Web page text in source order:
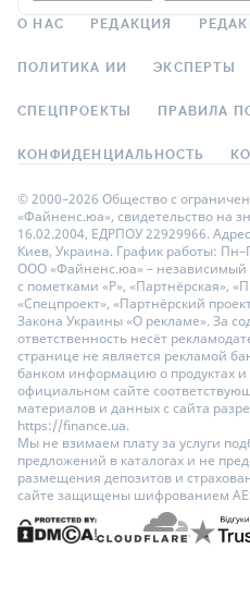
О НАС РЕДАКЦИЯ
ПОЛИТИКА ИИ ЭКСПЕРТЫ
СПЕЦПРОЕКТЫ ПРАВИЛА
КОНФИДЕНЦИАЛЬНОСТЬ
© 2000–2026 Общество с
«Файненс.юа», свидетельство на
16.02.2004, ЕДРПОУ 22929966.
Киев, Украина. График работы:
ООО «Файненс.юа» –
с пометками «Р», «Партнёрская»,
«Спецпроект», «Партнёрский
Закона Украины «О рекламе». За
ответственность несёт
странице не является рекламой
банком информацию о продуктах и
официальном сайте
материалов и данных с сайта
https://finance.ua.
Мы не взимаем плату за услуги
предложений в каталогах и не
размещения депозитов и
сайте защищены шифрованием